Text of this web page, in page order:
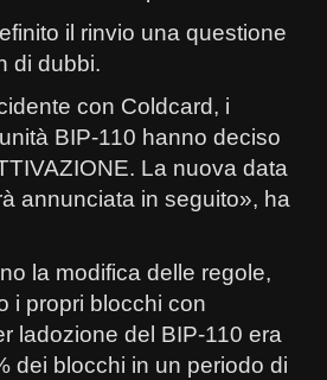
il rinvio una questione
di dubbi.
con Coldcard, i
BIP-110 hanno deciso
La nuova data
annunciata in seguito», ha
la modifica delle regole,
i propri blocchi con
ladozione del BIP-110 era
dei blocchi in un periodo di